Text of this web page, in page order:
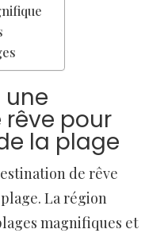
une
pour
la plage
de rêve
La région
magnifiques et